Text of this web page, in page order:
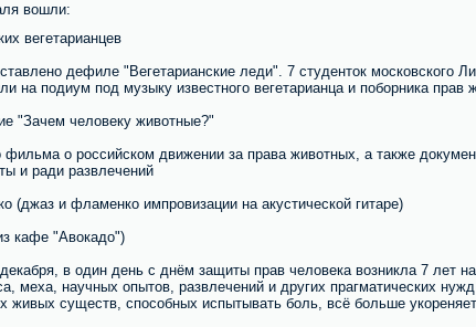
вошли:
вегетарианцев
дефиле "Вегетарианские леди". 7 студенток московского
на подиум под музыку известного вегетарианца и поборника
"Зачем человеку животные?"
фильма о российском движении за права животных, а также
и ради развлечений
(джаз и фламенко импровизации на акустической гитаре)
кафе "Авокадо")
в один день с днём защиты прав человека возникла 7 лет
меха, научных опытов, развлечений и других прагматических
живых существ, способных испытывать боль, всё больше